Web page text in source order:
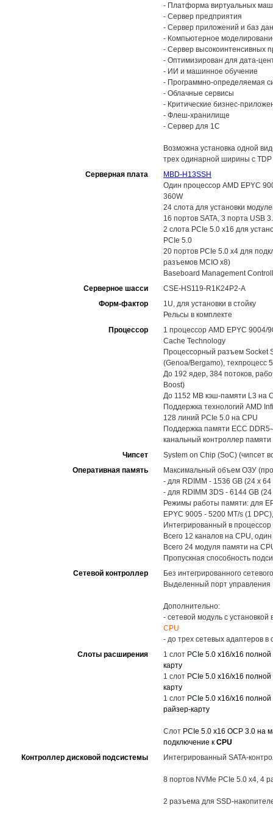
- Платформа виртуальных
- Сервер предприятия
- Сервер приложений и баз
- Компьютерное
- Сервер высокоинтенсивных
- Оптимизирован для дата-
- ИИ и машинное обучение
- Программно-определяемая
- Облачные сервисы
- Критические бизнес-
- Флеш-хранилище
- Сервер для 1С
Возможна установка одной
трех одинарной ширины с TDP
Серверная плата
MBD-H13SSH
Один процессор AMD EPYC
360W
24 слота для установки
16 портов SATA, 3 порта USB
2 слота PCIe 5.0 x16 для
PCIe 5.0
20 портов PCIe 5.0 x4 для
разъемов MCIO x8)
Baseboard Management
Серверное шасси
CSE-HS119-R1K24P2-A
Форм-фактор
1U, для установки в стойку
Рельсы в комплекте
Процессор
1 процессор AMD EPYC 9004/
Cache Technology
Процессорный разъем Socket
(Genoa/Bergamo), техпроцесс
До 192 ядер, 384 потоков,
Boost)
До 1152 MB кэш-памяти L3 на
Поддержка технологий AMD
128 линий PCIe 5.0 на CPU
Поддержка памяти ECC
канальный контроллер памяти
Чипсет
System on Chip (SoC) (чипсет
Оперативная память
Максимальный объем ОЗУ
- для RDIMM - 1536 GB (24 x 64
- для RDIMM 3DS - 6144 GB
Режимы работы памяти: для
EPYC 9005 - 5200 MT/s (1
Интегрированный в
Всего 12 каналов на CPU,
Всего 24 модуля памяти на
Пропускная способность
Сетевой контроллер
Без интегрированного
Выделенный порт управления
Дополнительно:
- сетевой модуль с
CPU
- до трех сетевых адаптеров
Слоты расширения
1 слот PCIe 5.0 x16/x16
карту
1 слот PCIe 5.0 x16/x16
карту
1 слот PCIe 5.0 x16/x16
райзер-карту
Слот PCIe 5.0 x16 OCP 3.0 на
подключение к CPU
Контроллер дисковой подсистемы
Интегрированный SATA-
8 портов NVMe PCIe 5.0 x4, 4
2 разъема для SSD-